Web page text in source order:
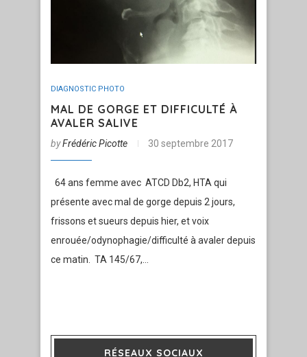
DIAGNOSTIC PHOTO
MAL DE GORGE ET DIFFICULTÉ À
AVALER SALIVE
byFrédéric Picotte 30 septembre 2017
64 ans femme avec ATCD Db2, HTA qui
présente avec mal de gorge depuis 2 jours,
frissons et sueurs depuis hier, et voix
enrouée/odynophagie/difficulté à avaler depuis
ce matin. TA 145/67,…
RÉSEAUX SOCIAUX